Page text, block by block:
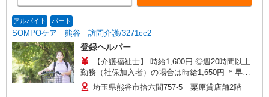
アルバイト パート
SOMPOケア 熊谷 訪問介護/3271cc2
登録ヘルパー
【介護福祉士】 時給1,600円 ◎週20時間以上
勤務（社保加入者）の場合は時給1,650円 ＊早朝
夜間（〜8:00、18:00〜）：時給2,000円〜 ＊日曜
祝日：時給1,900円〜 【実務者研修・初任者研修
埼玉県熊谷市拾六間757-5 栗原貸店舗2階